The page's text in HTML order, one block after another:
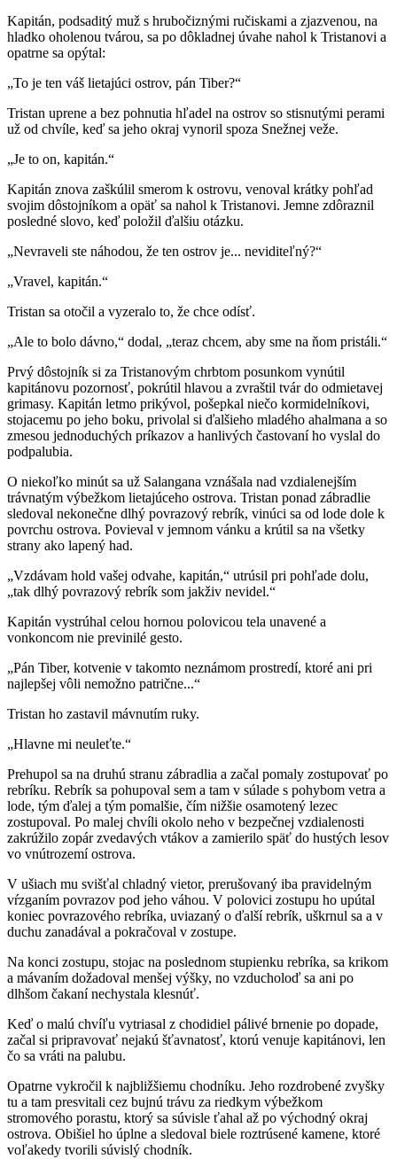
Kapitán, podsaditý muž s hrubočiznými ručiskami a zjazvenou, na
hladko oholenou tvárou, sa po dôkladnej úvahe nahol k Tristanovi a
opatrne sa opýtal:
„To je ten váš lietajúci ostrov, pán Tiber?“
Tristan uprene a bez pohnutia hľadel na ostrov so stisnutými perami
už od chvíle, keď sa jeho okraj vynoril spoza Snežnej veže.
„Je to on, kapitán.“
Kapitán znova zaškúlil smerom k ostrovu, venoval krátky pohľad
svojim dôstojníkom a opäť sa nahol k Tristanovi. Jemne zdôraznil
posledné slovo, keď položil ďalšiu otázku.
„Nevraveli ste náhodou, že ten ostrov je... neviditeľný?“
„Vravel, kapitán.“
Tristan sa otočil a vyzeralo to, že chce odísť.
„Ale to bolo dávno,“ dodal, „teraz chcem, aby sme na ňom pristáli.“
Prvý dôstojník si za Tristanovým chrbtom posunkom vynútil
kapitánovu pozornosť, pokrútil hlavou a zvraštil tvár do odmietavej
grimasy. Kapitán letmo prikývol, pošepkal niečo kormidelníkovi,
stojacemu po jeho boku, privolal si ďalšieho mladého ahalmana a so
zmesou jednoduchých príkazov a hanlivých častovaní ho vyslal do
podpalubia.
O niekoľko minút sa už Salangana vznášala nad vzdialenejším
trávnatým výbežkom lietajúceho ostrova. Tristan ponad zábradlie
sledoval nekonečne dlhý povrazový rebrík, vinúci sa od lode dole k
povrchu ostrova. Povieval v jemnom vánku a krútil sa na všetky
strany ako lapený had.
„Vzdávam hold vašej odvahe, kapitán,“ utrúsil pri pohľade dolu,
„tak dlhý povrazový rebrík som jakživ nevidel.“
Kapitán vystrúhal celou hornou polovicou tela unavené a
vonkoncom nie previnilé gesto.
„Pán Tiber, kotvenie v takomto neznámom prostredí, ktoré ani pri
najlepšej vôli nemožno patrične...“
Tristan ho zastavil mávnutím ruky.
„Hlavne mi neuleťte.“
Prehupol sa na druhú stranu zábradlia a začal pomaly zostupovať po
rebríku. Rebrík sa pohupoval sem a tam v súlade s pohybom vetra a
lode, tým ďalej a tým pomalšie, čím nižšie osamotený lezec
zostupoval. Po malej chvíli okolo neho v bezpečnej vzdialenosti
zakrúžilo zopár zvedavých vtákov a zamierilo späť do hustých lesov
vo vnútrozemí ostrova.
V ušiach mu svišťal chladný vietor, prerušovaný iba pravidelným
vŕzganím povrazov pod jeho váhou. V polovici zostupu ho upútal
koniec povrazového rebríka, uviazaný o ďalší rebrík, uškrnul sa a v
duchu zanadával a pokračoval v zostupe.
Na konci zostupu, stojac na poslednom stupienku rebríka, sa krikom
a mávaním dožadoval menšej výšky, no vzducholoď sa ani po
dlhšom čakaní nechystala klesnúť.
Keď o malú chvíľu vytriasal z chodidiel pálivé brnenie po dopade,
začal si pripravovať nejakú šťavnatosť, ktorú venuje kapitánovi, len
čo sa vráti na palubu.
Opatrne vykročil k najbližšiemu chodníku. Jeho rozdrobené zvyšky
tu a tam presvitali cez bujnú trávu za riedkym výbežkom
stromového porastu, ktorý sa súvisle ťahal až po východný okraj
ostrova. Obišiel ho úplne a sledoval biele roztrúsené kamene, ktoré
voľakedy tvorili súvislý chodník.